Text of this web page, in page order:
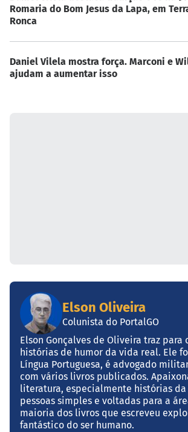
Romaria do Bom Jesus da Lapa, em
Ronca
Daniel Vilela mostra força. Marconi e
ajudam a aumentar isso
Elson Oliveira
Colunista do PortalGO
Elson Gonçalves de Oliveira traz para
histórias de humor da vida real. Ele
Língua Portuguesa, é advogado
com vários livros publicados.
literatura, especialmente histórias
pessoas simples e voltadas para a
maioria dos livros que escreveu
fantástico do ser humano.